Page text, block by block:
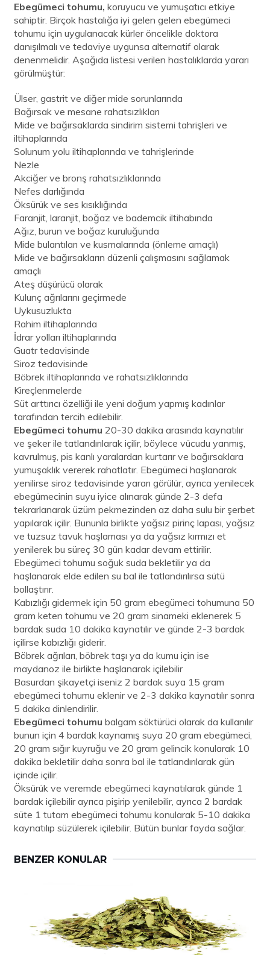
Ebegümeci tohumu, koruyucu ve yumuşatıcı etkiye
sahiptir. Birçok hastalığa iyi gelen gelen ebegümeci
tohumu için uygulanacak kürler öncelikle doktora
danışılmalı ve tedaviye uygunsa alternatif olarak
denenmelidir. Aşağıda listesi verilen hastalıklarda yararı
görülmüştür:
Ülser, gastrit ve diğer mide sorunlarında
Bağırsak ve mesane rahatsızlıkları
Mide ve bağırsaklarda sindirim sistemi tahrişleri ve
iltihaplarında
Solunum yolu iltihaplarında ve tahrişlerinde
Nezle
Akciğer ve bronş rahatsızlıklarında
Nefes darlığında
Öksürük ve ses kısıklığında
Faranjit, laranjit, boğaz ve bademcik iltihabında
Ağız, burun ve boğaz kuruluğunda
Mide bulantıları ve kusmalarında (önleme amaçlı)
Mide ve bağırsakların düzenli çalışmasını sağlamak
amaçlı
Ateş düşürücü olarak
Kulunç ağrılarını geçirmede
Uykusuzlukta
Rahim iltihaplarında
İdrar yolları iltihaplarında
Guatr tedavisinde
Siroz tedavisinde
Böbrek iltihaplarında ve rahatsızlıklarında
Kireçlenmelerde
Süt arttırıcı özelliği ile yeni doğum yapmış kadınlar
tarafından tercih edilebilir.
Ebegümeci tohumu 20-30 dakika arasında kaynatılır
ve şeker ile tatlandırılarak içilir, böylece vücudu yanmış,
kavrulmuş, pis kanlı yaralardan kurtarır ve bağırsaklara
yumuşaklık vererek rahatlatır. Ebegümeci haşlanarak
yenilirse siroz tedavisinde yararı görülür, ayrıca yenilecek
ebegümecinin suyu iyice alınarak günde 2-3 defa
tekrarlanarak üzüm pekmezinden az daha sulu bir şerbet
yapılarak içilir. Bununla birlikte yağsız pirinç lapası, yağsız
ve tuzsuz tavuk haşlaması ya da yağsız kırmızı et
yenilerek bu süreç 30 gün kadar devam ettirilir.
Ebegümeci tohumu soğuk suda bekletilir ya da
haşlanarak elde edilen su bal ile tatlandırılırsa sütü
bollaştırır.
Kabızlığı gidermek için 50 gram ebegümeci tohumuna 50
gram keten tohumu ve 20 gram sinameki eklenerek 5
bardak suda 10 dakika kaynatılır ve günde 2-3 bardak
içilirse kabızlığı giderir.
Böbrek ağrıları, böbrek taşı ya da kumu için ise
maydanoz ile birlikte haşlanarak içilebilir
Basurdan şikayetçi iseniz 2 bardak suya 15 gram
ebegümeci tohumu eklenir ve 2-3 dakika kaynatılır sonra
5 dakika dinlendirilir.
Ebegümeci tohumu balgam söktürüci olarak da kullanılır
bunun için 4 bardak kaynamış suya 20 gram ebegümeci,
20 gram sığır kuyruğu ve 20 gram gelincik konularak 10
dakika bekletilir daha sonra bal ile tatlandırılarak gün
içinde içilir.
Öksürük ve veremde ebegümeci kaynatılarak günde 1
bardak içilebilir ayrıca pişirip yenilebilir, ayrıca 2 bardak
süte 1 tutam ebegümeci tohumu konularak 5-10 dakika
kaynatılıp süzülerek içilebilir. Bütün bunlar fayda sağlar.
BENZER KONULAR